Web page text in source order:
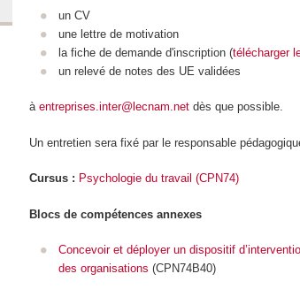
un CV
une lettre de motivation
la fiche de demande d'inscription (télécharger
un relevé de notes des UE validées
àentreprises.inter@lecnam.net dès que possible.
Un entretien sera fixé par le responsable
Cursus : Psychologie du travail (CPN74)
Blocs de compétences annexes
Concevoir et déployer un dispositif
des organisations (CPN74B40)